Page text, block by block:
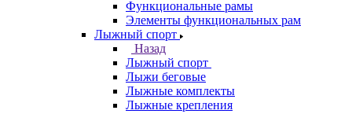
Функциональные рамы
Элементы функциональных рам
Лыжный спорт
Назад
Лыжный спорт
Лыжи беговые
Лыжные комплекты
Лыжные крепления